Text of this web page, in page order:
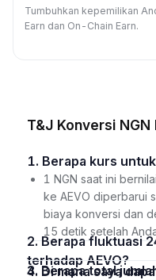
Tumbuhkan kepemilikan
Earn dan On-Chain Earn.
T&J Konversi NGN
1. Berapa kurs
1 NGN saat ini
ke AEVO diperbarui
biaya konversi dan
15 detik setelah
2. Berapa fluktuasi 24 jam pada kurs NGN
terhadap AEVO?
3. Berapa total
4. Di mana saya dapat menemukan sumber